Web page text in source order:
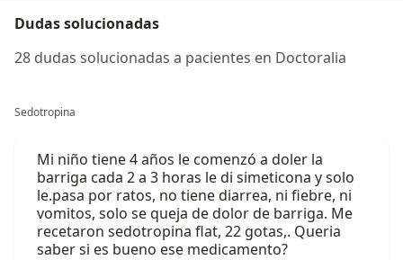
Dudas solucionadas
28 dudas solucionadas a pacientes en Doctoralia
Sedotropina
Mi niño tiene 4 años le comenzó a doler la
barriga cada 2 a 3 horas le di simeticona y solo
le.pasa por ratos, no tiene diarrea, ni fiebre, ni
vomitos, solo se queja de dolor de barriga. Me
recetaron sedotropina flat, 22 gotas,. Queria
saber si es bueno ese medicamento?